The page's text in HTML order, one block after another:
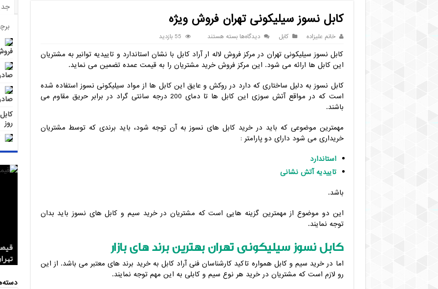
کابل نسوز سیلیکونی تهران فروش ویژه
خانم علیزاده کابل دیدگاه‌هابرای
نسوز
سیلیکونی
تهران
ویژه
بسته هستند 55 بازدید
کابل نسوز سیلیکونی تهران در مرکز فروش لاله ار آراد کابل با نشان استاندارد و تاییدیه توانیر به مشتریان
این کابل ها ارائه می شود. این مرکز فروش خرید مشتریان را به قیمت عمده تضمین می نماید.
کابل نسوز به دلیل ساختاری که دارد در روکش و عایق این کابل ها از مواد سیلیکونی نسوز استفاده شده
است که در مواقع آتش سوزی این کابل ها تا دمای 200 درجه سانتی گراد در برابر حریق مقاوم می
باشند.
مهمترین موضوعی که باید در خرید کابل های نسوز به آن توجه شود، باید برندی که توسط مشتریان
خریداری می شود دارای دو پارامتر :
استاندارد
تاییدیه آتش نشانی
باشد.
این دو موضوع از مهمترین گزینه هایی است که مشتریان در خرید سیم و کابل های نسوز باید بدان
توجه نمایند.
کابل نسوز سیلیکونی تهران بهترین برند های بازار
اما در خرید سیم و کابل همواره تاکید کارشناسان فنی آراد کابل به خرید برند های معتبر می باشد. از این
رو لازم است که مشتریان در خرید هر نوع سیم و کابلی به این مهم توجه نمایند.
روز
کابل 1.5*2 لاستیکی